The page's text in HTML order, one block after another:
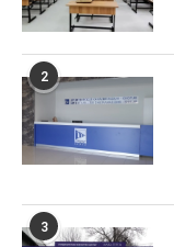
2
3